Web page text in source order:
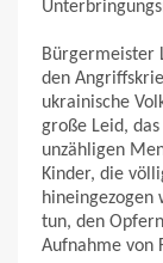
Bürgermeister
den
ukrainische
große Leid,
unzähligen
Kinder, die
hineingezogen
tun, den
Aufnahme von